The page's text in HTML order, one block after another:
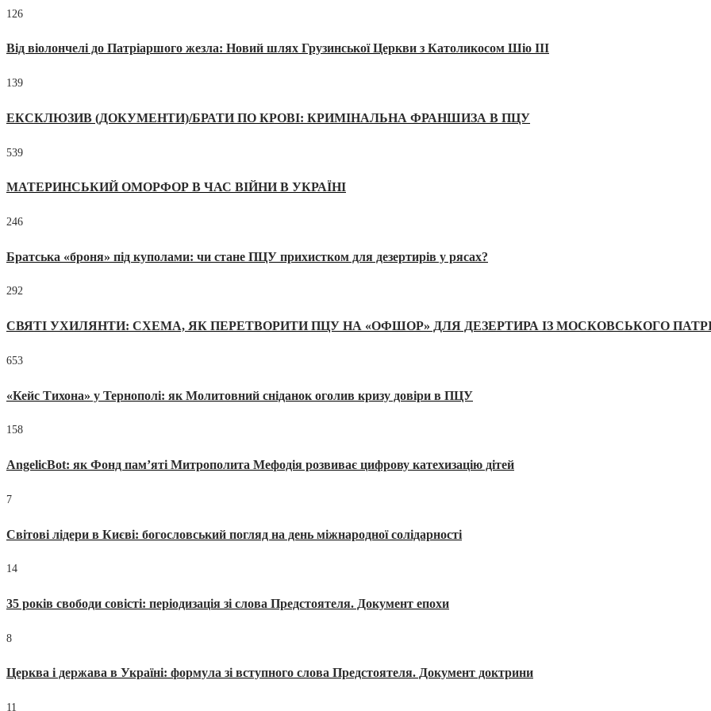
126
Від віолончелі до Патріаршого жезла: Новий шлях Грузинської Церкви з Католикосом Шіо III
139
ЕКСКЛЮЗИВ (ДОКУМЕНТИ)/БРАТИ ПО КРОВІ: КРИМІНАЛЬНА ФРАНШИЗА В ПЦУ
539
МАТЕРИНСЬКИЙ ОМОРФОР В ЧАС ВІЙНИ В УКРАЇНІ
246
Братська «броня» під куполами: чи стане ПЦУ прихистком для дезертирів у рясах?
292
СВЯТІ УХИЛЯНТИ: СХЕМА, ЯК ПЕРЕТВОРИТИ ПЦУ НА «ОФШОР» ДЛЯ ДЕЗЕРТИРА ІЗ МОСКОВСЬКОГО
653
«Кейс Тихона» у Тернополі: як Молитовний сніданок оголив кризу довіри в ПЦУ
158
AngelicBot: як Фонд пам’яті Митрополита Мефодія розвиває цифрову катехизацію дітей
7
Світові лідери в Києві: богословський погляд на день міжнародної солідарності
14
35 років свободи совісті: періодизація зі слова Предстоятеля. Документ епохи
8
Церква і держава в Україні: формула зі вступного слова Предстоятеля. Документ доктрини
11